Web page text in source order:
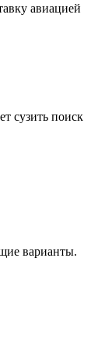
авиацией
сузить поиск
варианты.